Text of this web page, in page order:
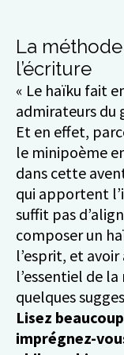
La
l’écriture
« Le haïku fait
admirateurs du
Et en effet,
le minipoème
dans cette
qui apportent
suffit pas
composer un
l’esprit, et
l’essentiel de
quelques
Lisez
imprégnez-